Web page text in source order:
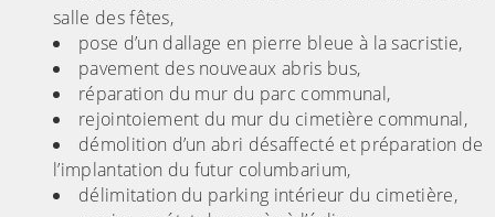
salle des fêtes,
pose d’un dallage en pierre bleue à la sacristie,
pavement des nouveaux abris bus,
réparation du mur du parc communal,
rejointoiement du mur du cimetière communal,
démolition d’un abri désaffecté et préparation de
l’implantation du futur columbarium,
délimitation du parking intérieur du cimetière,